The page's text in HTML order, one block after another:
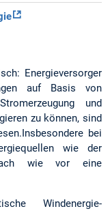
Energieversorger
auf Basis von
und
zu können, sind
bei
wie der
wie vor eine
Windenergie-